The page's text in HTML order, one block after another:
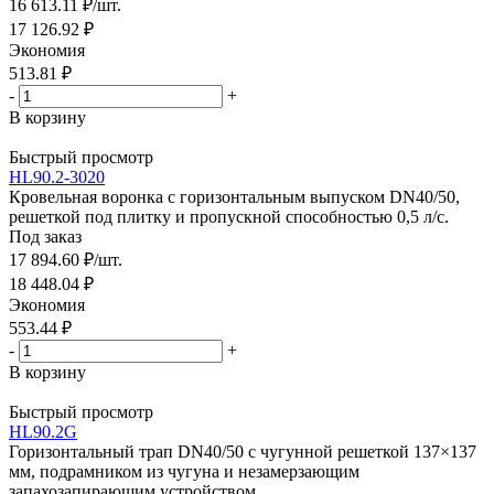
16 613.11 ₽/шт.
17 126.92 ₽
Экономия
513.81 ₽
-
+
В корзину
Быстрый просмотр
HL90.2-3020
Кровельная воронка с горизонтальным выпуском DN40/50,
решеткой под плитку и пропускной способностью 0,5 л/с.
Под заказ
17 894.60 ₽/шт.
18 448.04 ₽
Экономия
553.44 ₽
-
+
В корзину
Быстрый просмотр
HL90.2G
Горизонтальный трап DN40/50 с чугунной решеткой 137×137
мм, подрамником из чугуна и незамерзающим